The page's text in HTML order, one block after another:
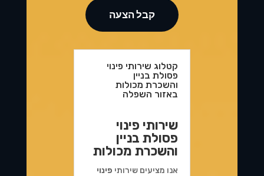
קבל הצעה
קטלוג שירותי פינוי
פסולת בניין
והשכרת מכולות
באזור השפלה
שירותי פינוי
פסולת בניין
והשכרת מכולות
אנו מציעים שירותי פינוי